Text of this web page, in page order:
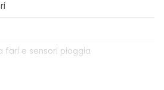
fari e sensori pioggia